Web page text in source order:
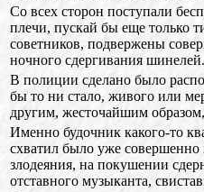
Со всех сторон поступали
плечи, пускай бы еще только
советников, подвержены
ночного сдергивания шинелей.
В полиции сделано было
бы то ни стало, живого или
другим, жесточайшим
Именно будочник какого-то
схватил было уже совершенно
злодеяния, на покушении
отставного музыканта,